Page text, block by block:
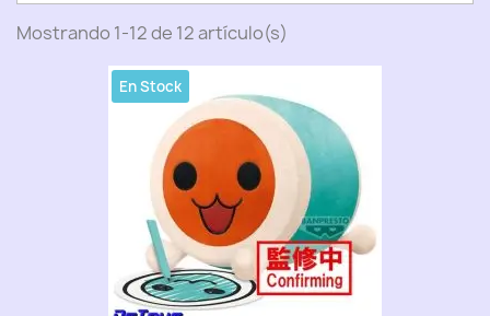
Mostrando 1-12 de 12 artículo(s)
En Stock